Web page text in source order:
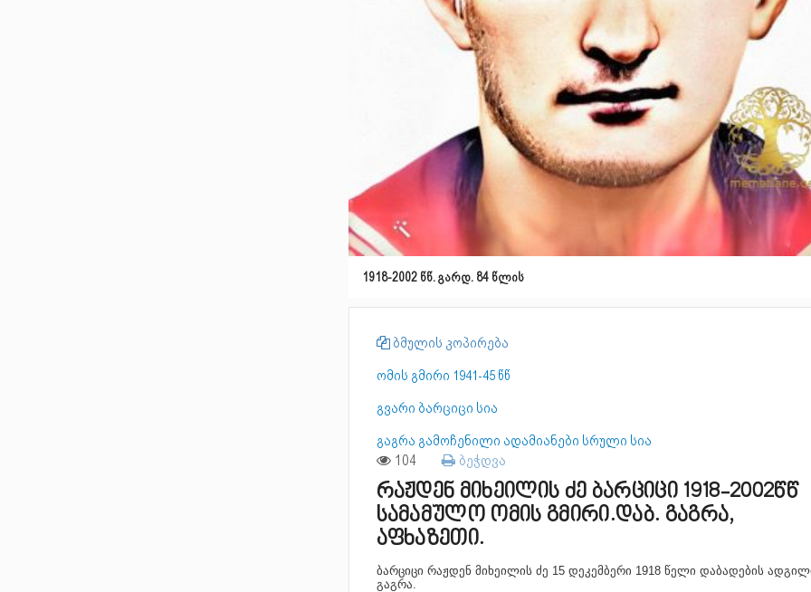
1918-2002 წწ. გარდ. 84 წლის
ბმულის კოპირება
ომის გმირი 1941-45 წწ
გვარი ბარციცი სია
გაგრა გამოჩენილი ადამიანები სრული სია
104 ბეჭდვა
რაჟდენ მიხეილის ძე ბარციცი 1918-2002წწ
სამამულო ომის გმირი.დაბ. გაგრა,
აფხაზეთი.
ბარციცი რაჟდენ მიხეილის ძე 15 დეკემბერი 1918 წელი დაბადების
გაგრა.